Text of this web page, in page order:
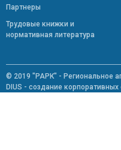
Партнеры
Трудовые книжки и
нормативная литература
© 2019 "РАРК" - Региональное
DIUS - создание корпоративных